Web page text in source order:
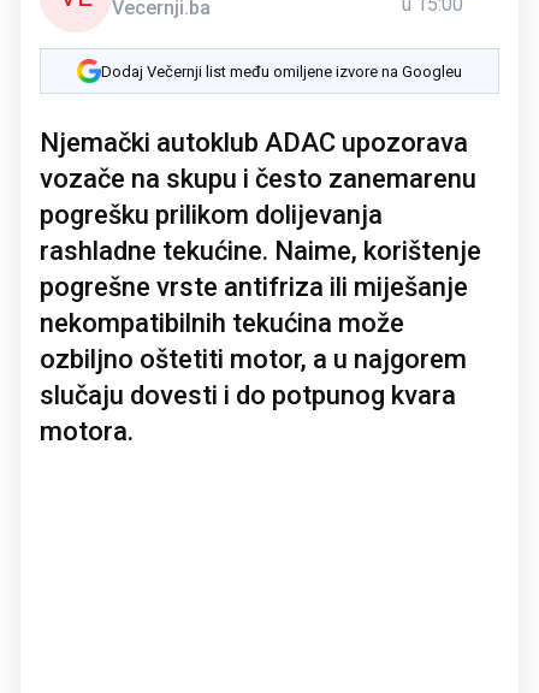
Vecernji.ba
Dodaj Večernji list među omiljene izvore na Googleu
Njemački autoklub ADAC upozorava
vozače na skupu i često zanemarenu
pogrešku prilikom dolijevanja
rashladne tekućine. Naime, korištenje
pogrešne vrste antifriza ili miješanje
nekompatibilnih tekućina može
ozbiljno oštetiti motor, a u najgorem
slučaju dovesti i do potpunog kvara
motora.